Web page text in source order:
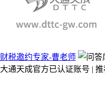
财税邀约专家-曹老师
大通天成官方已认证账号 | 推